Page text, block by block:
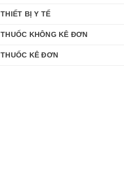
THIẾT BỊ Y TẾ
THUỐC KHÔNG KÊ ĐƠN
THUỐC KÊ ĐƠN